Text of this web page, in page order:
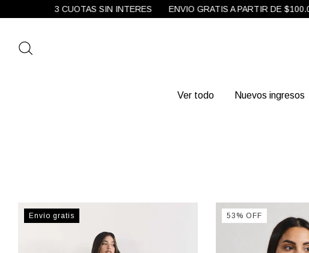
3 CUOTAS SIN INTERES ENVIO GRATIS A PARTIR DE $100.000
Ver todo Nuevos ingresos
Envío gratis 53 % OFF